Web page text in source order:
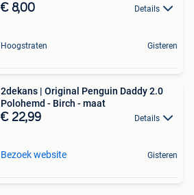
€ 8,00 Details
Hoogstraten Gisteren
2dekans | Original Penguin Daddy 2.0
Polohemd - Birch - maat
€ 22,99 Details
Bezoek website Gisteren